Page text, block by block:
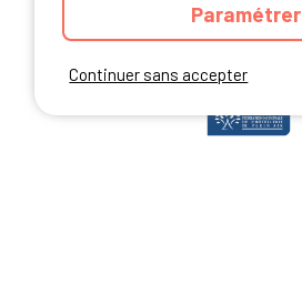
Continuer sans accepter
Paramétrer